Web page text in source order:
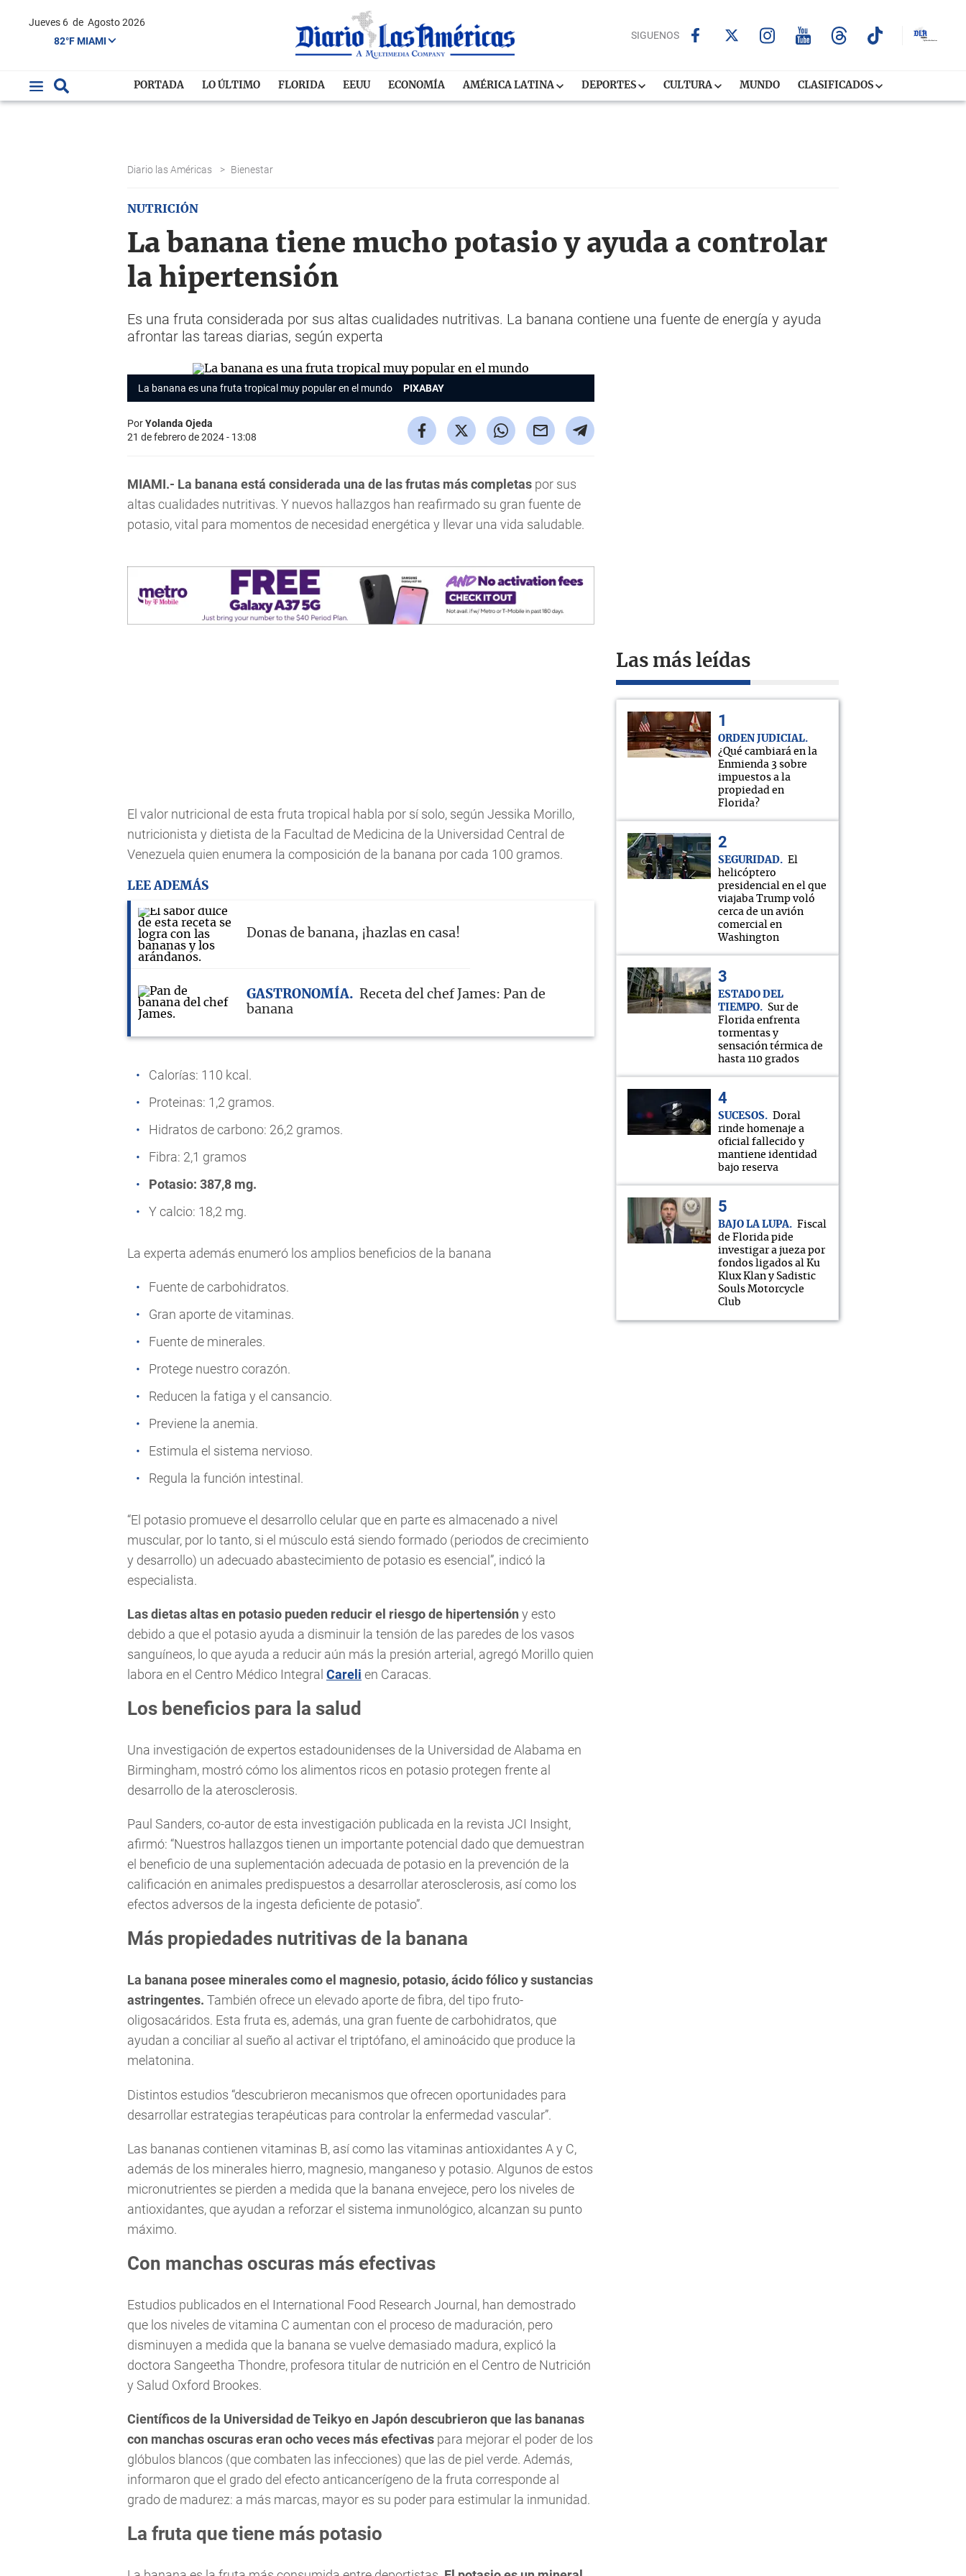
Jueves 6 de Agosto 2026
82°F MIAMI
SIGUENOS
PORTADA LO ÚLTIMO FLORIDA EEUU ECONOMÍA AMÉRICA LATINA DEPORTES CULTURA MUNDO CLASIFICADOS
Diario las Américas > Bienestar
NUTRICIÓN
La banana tiene mucho potasio y ayuda a controlar
la hipertensión
Es una fruta considerada por sus altas cualidades nutritivas. La banana contiene una fuente de energía y ayuda
afrontar las tareas diarias, según experta
La banana es una fruta tropical muy popular en el mundo PIXABAY
PorYolanda Ojeda
21 de febrero de 2024 - 13:08
MIAMI.- La banana está considerada una de las frutas más completas por sus
altas cualidades nutritivas. Y nuevos hallazgos han reafirmado su gran fuente de
potasio, vital para momentos de necesidad energética y llevar una vida saludable.
El valor nutricional de esta fruta tropical habla por sí solo, según Jessika Morillo,
nutricionista y dietista de la Facultad de Medicina de la Universidad Central de
Venezuela quien enumera la composición de la banana por cada 100 gramos.
LEE ADEMÁS
Donas de banana, ¡hazlas en casa!
GASTRONOMÍA
Receta del chef James: Pan de
banana
Calorías: 110 kcal.
Proteinas: 1,2 gramos.
Hidratos de carbono: 26,2 gramos.
Fibra: 2,1 gramos
Potasio: 387,8 mg.
Y calcio: 18,2 mg.
La experta además enumeró los amplios beneficios de la banana
Fuente de carbohidratos.
Gran aporte de vitaminas.
Fuente de minerales.
Protege nuestro corazón.
Reducen la fatiga y el cansancio.
Previene la anemia.
Estimula el sistema nervioso.
Regula la función intestinal.
“El potasio promueve el desarrollo celular que en parte es almacenado a nivel
muscular, por lo tanto, si el músculo está siendo formado (periodos de crecimiento
y desarrollo) un adecuado abastecimiento de potasio es esencial”, indicó la
especialista.
Las dietas altas en potasio pueden reducir el riesgo de hipertensión y esto
debido a que el potasio ayuda a disminuir la tensión de las paredes de los vasos
sanguíneos, lo que ayuda a reducir aún más la presión arterial, agregó Morillo quien
labora en el Centro Médico Integral Careli en Caracas.
Los beneficios para la salud
Una investigación de expertos estadounidenses de la Universidad de Alabama en
Birmingham, mostró cómo los alimentos ricos en potasio protegen frente al
desarrollo de la aterosclerosis.
Paul Sanders, co-autor de esta investigación publicada en la revista JCI Insight,
afirmó: “Nuestros hallazgos tienen un importante potencial dado que demuestran
el beneficio de una suplementación adecuada de potasio en la prevención de la
calificación en animales predispuestos a desarrollar aterosclerosis, así como los
efectos adversos de la ingesta deficiente de potasio”.
Más propiedades nutritivas de la banana
La banana posee minerales como el magnesio, potasio, ácido fólico y sustancias
astringentes. También ofrece un elevado aporte de fibra, del tipo fruto-
oligosacáridos. Esta fruta es, además, una gran fuente de carbohidratos, que
ayudan a conciliar al sueño al activar el triptófano, el aminoácido que produce la
melatonina.
Distintos estudios “descubrieron mecanismos que ofrecen oportunidades para
desarrollar estrategias terapéuticas para controlar la enfermedad vascular”.
Las bananas contienen vitaminas B, así como las vitaminas antioxidantes A y C,
además de los minerales hierro, magnesio, manganeso y potasio. Algunos de estos
micronutrientes se pierden a medida que la banana envejece, pero los niveles de
antioxidantes, que ayudan a reforzar el sistema inmunológico, alcanzan su punto
máximo.
Con manchas oscuras más efectivas
Estudios publicados en el International Food Research Journal, han demostrado
que los niveles de vitamina C aumentan con el proceso de maduración, pero
disminuyen a medida que la banana se vuelve demasiado madura, explicó la
doctora Sangeetha Thondre, profesora titular de nutrición en el Centro de Nutrición
y Salud Oxford Brookes.
Científicos de la Universidad de Teikyo en Japón descubrieron que las bananas
con manchas oscuras eran ocho veces más efectivas para mejorar el poder de los
glóbulos blancos (que combaten las infecciones) que las de piel verde. Además,
informaron que el grado del efecto anticancerígeno de la fruta corresponde al
grado de madurez: a más marcas, mayor es su poder para estimular la inmunidad.
La fruta que tiene más potasio
Las más leídas
ORDEN JUDICIAL
¿Qué cambiará en la
Enmienda 3 sobre
impuestos a la
propiedad en
Florida?
SEGURIDAD
El
helicóptero
presidencial en el que
viajaba Trump voló
cerca de un avión
comercial en
Washington
ESTADO DEL
TIEMPO
Sur de
Florida enfrenta
tormentas y
sensación térmica de
hasta 110 grados
SUCESOS
Doral
rinde homenaje a
oficial fallecido y
mantiene identidad
bajo reserva
BAJO LA LUPA
Fiscal
de Florida pide
investigar a jueza por
fondos ligados al Ku
Klux Klan y Sadistic
Souls Motorcycle
Club